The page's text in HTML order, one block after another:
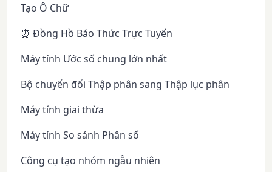
Tạo Ô Chữ
⏰ Đồng Hồ Báo Thức Trực Tuyến
Máy tính Ước số chung lớn nhất
Bộ chuyển đổi Thập phân sang Thập lục phân
Máy tính giai thừa
Máy tính So sánh Phân số
Công cụ tạo nhóm ngẫu nhiên